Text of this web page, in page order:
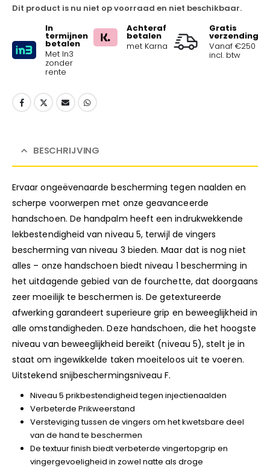
Dit product is nu niet op voorraad en niet beschikbaar.
In
termijnen
betalen
Met In3
zonder
rente
Achteraf
betalen
met Karna
Gratis
verzending
Vanaf €250
incl. btw
BESCHRIJVING
Ervaar ongeëvenaarde bescherming tegen naalden en
scherpe voorwerpen met onze geavanceerde
handschoen. De handpalm heeft een indrukwekkende
lekbestendigheid van niveau 5, terwijl de vingers
bescherming van niveau 3 bieden. Maar dat is nog niet
alles – onze handschoen biedt niveau 1 bescherming in
het uitdagende gebied van de fourchette, dat doorgaans
zeer moeilijk te beschermen is. De getextureerde
afwerking garandeert superieure grip en beweeglijkheid in
alle omstandigheden. Deze handschoen, die het hoogste
niveau van beweeglijkheid bereikt (niveau 5), stelt je in
staat om ingewikkelde taken moeiteloos uit te voeren.
Uitstekend snijbeschermingsniveau F.
Niveau 5 prikbestendigheid tegen injectienaalden
Verbeterde Prikweerstand
Versteviging tussen de vingers om het kwetsbare deel
van de hand te beschermen
De textuur finish biedt verbeterde vingertopgrip en
vingergevoeligheid in zowel natte als droge